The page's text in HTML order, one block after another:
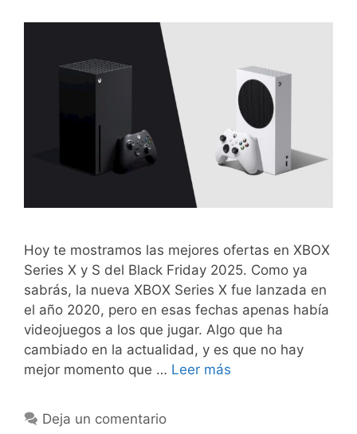
Hoy te mostramos las mejores ofertas en XBOX
Series X y S del Black Friday 2025. Como ya
sabrás, la nueva XBOX Series X fue lanzada en
el año 2020, pero en esas fechas apenas había
videojuegos a los que jugar. Algo que ha
cambiado en la actualidad, y es que no hay
mejor momento que … Leer más
Deja un comentario